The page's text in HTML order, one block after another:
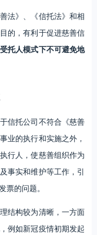
法》、《信托法》和相
的，有利于促进慈善信
托人模式下不可避免地
信托公司不符合《慈善
业的执行和实施之外，
行人，使慈善组织作为
事实和维护等工作，引
的问题。
结构较为清晰，一方面
例如新冠疫情初期发起